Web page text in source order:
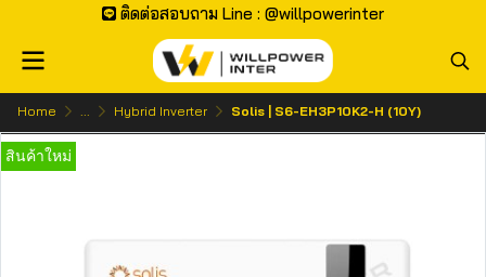
ติดต่อสอบถาม Line : @willpowerinter
Home ... Hybrid Inverter Solis | S6-EH3P10K2-H (10Y)
สินค้าใหม่